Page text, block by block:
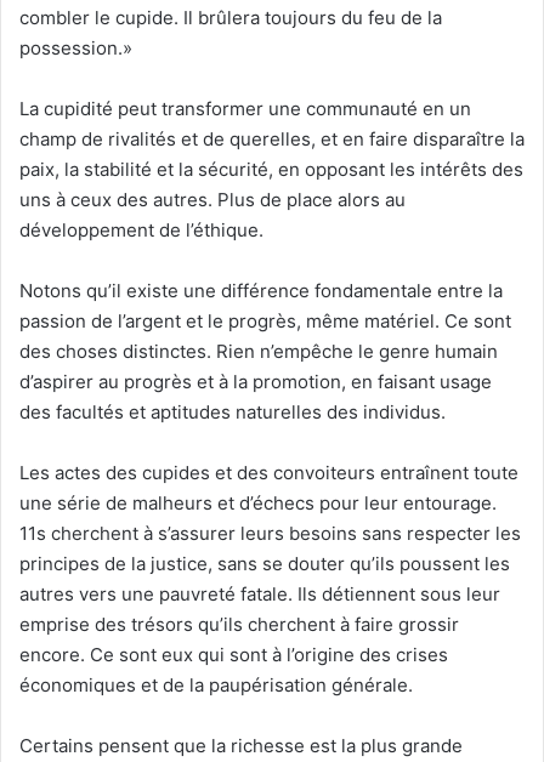
combler le cupide. Il brûlera toujours du feu de la
possession.»
La cupidité peut transformer une communauté en un
champ de rivalités et de querelles, et en faire disparaître la
paix, la stabilité et la sécurité, en opposant les intérêts des
uns à ceux des autres. Plus de place alors au
développement de l’éthique.
Notons qu’il existe une différence fondamentale entre la
passion de l’argent et le progrès, même matériel. Ce sont
des choses distinctes. Rien n’empêche le genre humain
d’aspirer au progrès et à la promotion, en faisant usage
des facultés et aptitudes naturelles des individus.
Les actes des cupides et des convoiteurs entraînent toute
une série de malheurs et d’échecs pour leur entourage.
11s cherchent à s’assurer leurs besoins sans respecter les
principes de la justice, sans se douter qu’ils poussent les
autres vers une pauvreté fatale. Ils détiennent sous leur
emprise des trésors qu’ils cherchent à faire grossir
encore. Ce sont eux qui sont à l’origine des crises
économiques et de la paupérisation générale.
Certains pensent que la richesse est la plus grande